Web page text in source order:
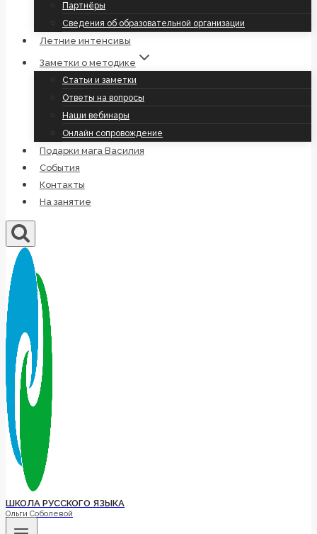
Партнёры
Сведения об образовательной организации
Летние интенсивы
Заметки о методике
Статьи и заметки
Ответы на вопросы
Наши вебинары
Онлайн сопровождение
Подарки мага Василия
События
Контакты
На занятие
ШКОЛА РУССКОГО ЯЗЫКА
Ольги Соболевой